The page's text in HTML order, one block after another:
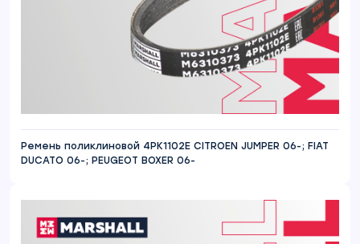
Ремень поликлиновой 4PK1102E CITROEN JUMPER 06-; FIAT
DUCATO 06-; PEUGEOT BOXER 06-